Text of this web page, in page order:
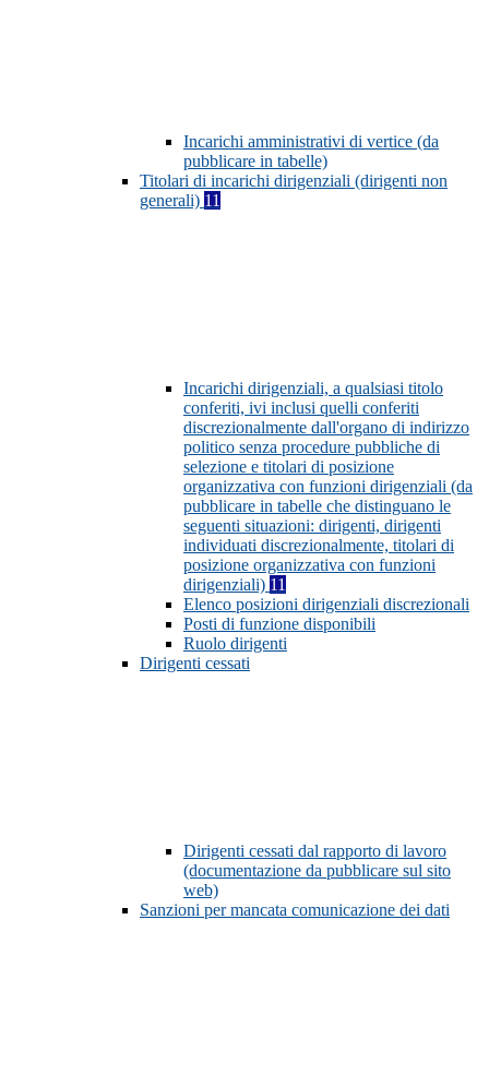
Incarichi amministrativi di vertice (da
pubblicare in tabelle)
Titolari di incarichi dirigenziali (dirigenti non
generali) 11
Incarichi dirigenziali, a qualsiasi titolo
conferiti, ivi inclusi quelli conferiti
discrezionalmente dall'organo di indirizzo
politico senza procedure pubbliche di
selezione e titolari di posizione
organizzativa con funzioni dirigenziali (da
pubblicare in tabelle che distinguano le
seguenti situazioni: dirigenti, dirigenti
individuati discrezionalmente, titolari di
posizione organizzativa con funzioni
dirigenziali) 11
Elenco posizioni dirigenziali discrezionali
Posti di funzione disponibili
Ruolo dirigenti
Dirigenti cessati
Dirigenti cessati dal rapporto di lavoro
(documentazione da pubblicare sul sito
web)
Sanzioni per mancata comunicazione dei dati